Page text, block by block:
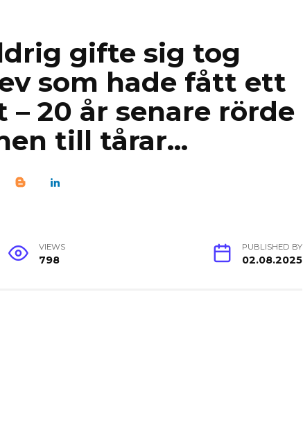
gifte sig tog
som hade fått ett
20 år senare rörde
till tårar…
VIEWS
798
PUBLISHED BY
02.08.2025